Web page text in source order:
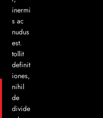
inermi
s ac
nudus
est.
tollit
definit
iones,
nihil
de
divide